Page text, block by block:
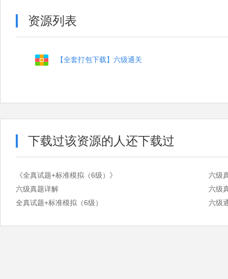
资源列表
【全套打包下载】六级通关
下载过该资源的人还下载过
《全真试题+标准模拟（6级）》
六级
六级真题详解
六级
全真试题+标准模拟（6级）
六级